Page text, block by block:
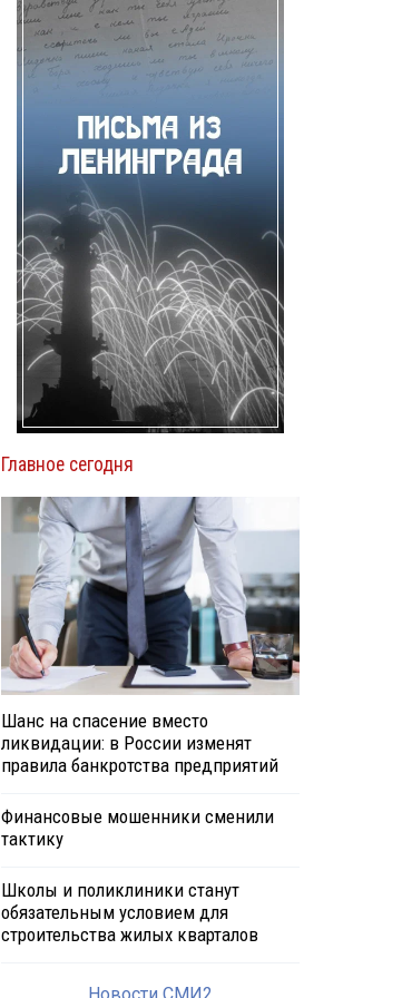
Главное сегодня
Шанс на спасение вместо
ликвидации: в России изменят
правила банкротства предприятий
Финансовые мошенники сменили
тактику
Школы и поликлиники станут
обязательным условием для
строительства жилых кварталов